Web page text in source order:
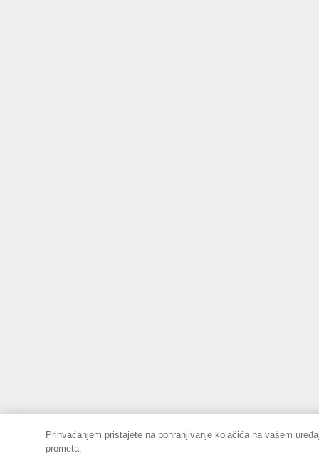
Prihvaćanjem pristajete na pohranjivanje kolačića na vašem
prometa.